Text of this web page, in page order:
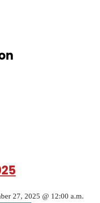
27, 2025 @ 12:00 a.m.